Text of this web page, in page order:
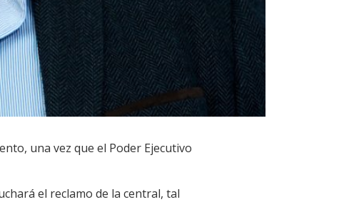
una vez que el Poder Ejecutivo
el reclamo de la central, tal